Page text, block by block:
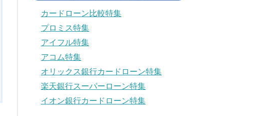
カードローン比較特集
プロミス特集
アイフル特集
アコム特集
オリックス銀行カードローン特集
楽天銀行スーパーローン特集
イオン銀行カードローン特集